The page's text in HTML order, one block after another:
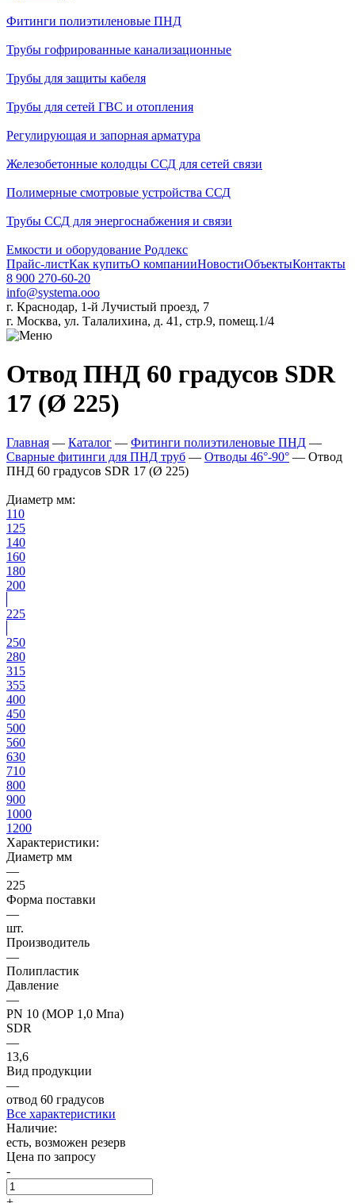
Фитинги полиэтиленовые ПНД
Трубы гофрированные канализационные
Трубы для защиты кабеля
Трубы для сетей ГВС и отопления
Регулирующая и запорная арматура
Железобетонные колодцы ССД для сетей связи
Полимерные смотровые устройства ССД
Трубы ССД для энергоснабжения и связи
Емкости и оборудование Родлекс
Прайс-листКак купитьО компанииНовостиОбъектыКонтакты
8 900 270-60-20
info@systema.ooo
г. Краснодар, 1-й Лучистый проезд, 7
г. Москва, ул. Талалихина, д. 41, стр.9, помещ.1/4
Отвод ПНД 60 градусов SDR
17 (Ø 225)
Главная — Каталог — Фитинги полиэтиленовые ПНД —
Сварные фитинги для ПНД труб — Отводы 46°-90° — Отвод
ПНД 60 градусов SDR 17 (Ø 225)
Диаметр мм:
110
125
140
160
180
200
225
250
280
315
355
400
450
500
560
630
710
800
900
1000
1200
Характеристики:
Диаметр мм
—
225
Форма поставки
—
шт.
Производитель
—
Полипластик
Давление
—
PN 10 (МОР 1,0 Мпа)
SDR
—
13,6
Вид продукции
—
отвод 60 градусов
Все характеристики
Наличие:
есть, возможен резерв
Цена по запросу
-